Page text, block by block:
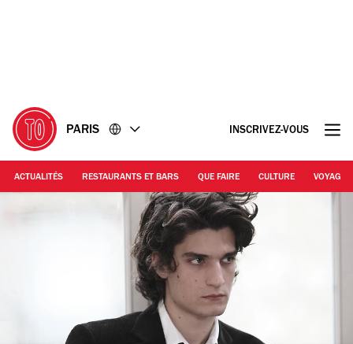
PARIS INSCRIVEZ-VOUS
ACTUALITÉS RESTAURANTS ET BARS QUE FAIRE CULTURE VOYAGE